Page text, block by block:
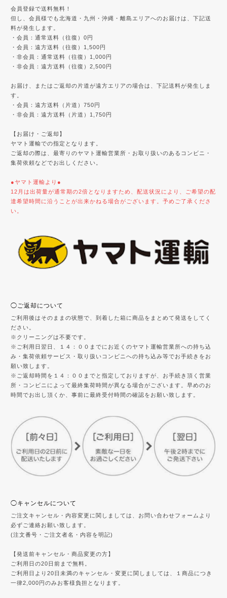
会員登録で送料無料！
但し、会員様でも北海道・九州・沖縄・離島エリアへのお届けは、下記送
料が発生します。
・会員：通常送料（往復）0円
・会員：遠方送料（往復）1,500円
・非会員：通常送料（往復）1,000円
・非会員：遠方送料（往復）2,500円
お届け、またはご返却の片道が遠方エリアの場合は、下記送料が発生しま
す。
・会員：遠方送料（片道）750円
・非会員：遠方送料（片道）1,750円
【お届け・ご返却】
ヤマト運輸での指定となります。
ご返却の際は、最寄りのヤマト運輸営業所・お取り扱いのあるコンビニ・
集荷依頼などでお出しください。
●ヤマト運輸より●
12月は出荷量が通常期の2倍となりますため、配送状況により、ご希望の配
達希望時間に沿うことが出来かねる場合がございます。予めご了承くださ
い。
◯ご返却について
ご利用後はそのままの状態で、到着した箱に商品をまとめて発送をしてく
ださい。
※クリーニングは不要です。
※ご利用日翌日、１４：００までにお近くのヤマト運輸営業所への持ち込
み・集荷依頼サービス・取り扱いコンビニへの持ち込み等でお手続きをお
願い致します。
※ご返却時間を１４：００までと指定しておりますが、お手続き頂く営業
所・コンビニによって最終集荷時間が異なる場合がございます。早めのお
時間でお出し頂くか、事前に最終受付時間の確認をお願い致します。
◯キャンセルについて
ご注文キャンセル・内容変更に関しましては、お問い合わせフォームより
必ずご連絡お願い致します。
(注文番号・ご注文者名・内容を明記)
【発送前キャンセル・商品変更の方】
ご利用日の20日前まで無料。
ご利用日より20日未満のキャンセル・変更に関しましては、１商品につき
一律2,000円のみお客様負担となります。